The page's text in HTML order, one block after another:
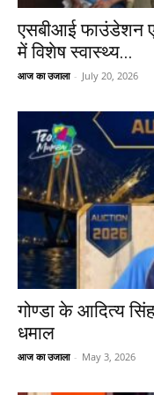
एसबीआई फाउंडेशन
में विशेष स्वास्थ्य...
आज का उजाला - July 20, 2026
गोण्डा के आदित्य
धमाल
आज का उजाला - May 3, 2026